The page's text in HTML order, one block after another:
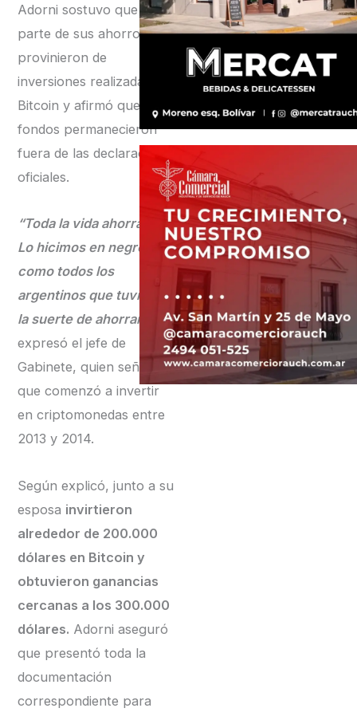
Adorni sostuvo que gran
parte de sus ahorros
provinieron de
inversiones realizadas en
Bitcoin y afirmó que esos
fondos permanecieron
fuera de las declaraciones
oficiales.
“Toda la vida ahorramos.
Lo hicimos en negro
como todos los
argentinos que tuvieron
la suerte de ahorrar”,
expresó el jefe de
Gabinete, quien señaló
que comenzó a invertir
en criptomonedas entre
2013 y 2014.
Según explicó, junto a su
esposa invirtieron
alrededor de 200.000
dólares en Bitcoin y
obtuvieron ganancias
cercanas a los 300.000
dólares. Adorni aseguró
que presentó toda la
documentación
correspondiente para